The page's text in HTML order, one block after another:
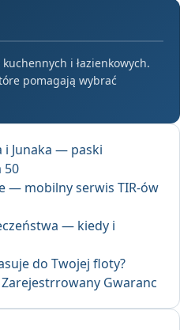
i łazienkowych.
pomagają wybrać
i Junaka — paski
50
— mobilny serwis TIR-ów
— kiedy i
do Twojej floty?
Gwaranc